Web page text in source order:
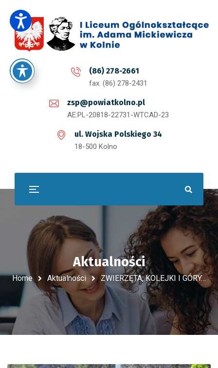
(86) 278-2661
fax. (86) 278-2431
zsp@powiatkolno.pl
AE:PL-20818-22731-WTCAD-23
ul. Wojska Polskiego 34
18-500 Kolno
Aktualności
Home Aktualności ZWIERZĘTA, KOLEJKI I GÓRY…